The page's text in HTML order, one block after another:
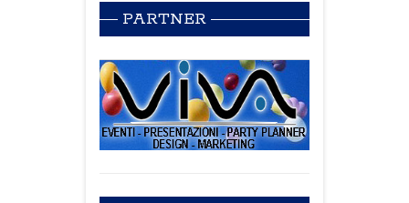
PARTNER